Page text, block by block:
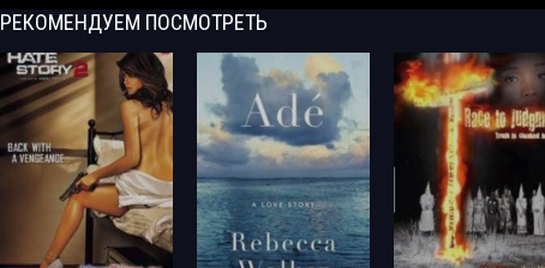
Сандра Браун - От ненависти до любви (1997) (2009) МР3
РЕКОМЕНДУЕМ ПОСМОТРЕТЬ